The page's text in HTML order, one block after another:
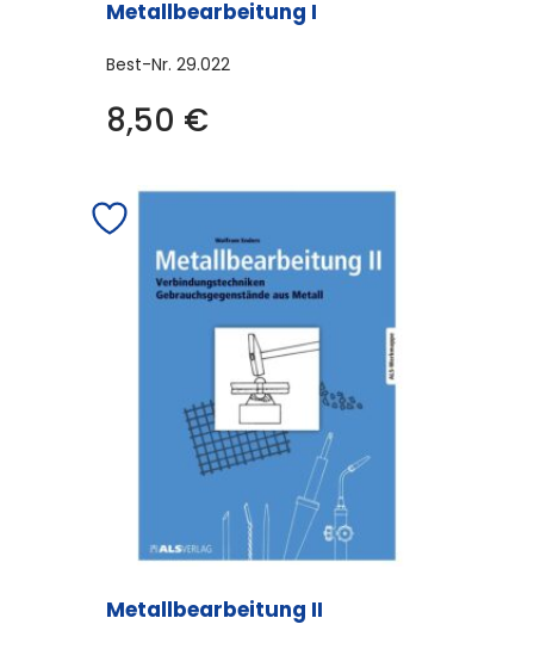
Metallbearbeitung I
Best-Nr. 29.022
8,50 €
Metallbearbeitung II